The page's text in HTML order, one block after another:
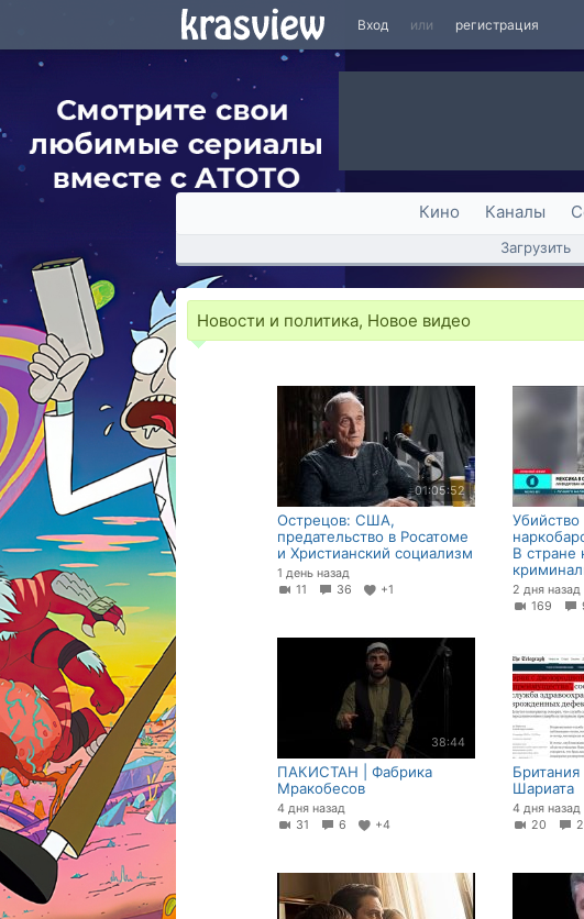
Вход или регистрация
Кино Каналы
Загрузить
Новости и политика, Новое видео
01:05:52
Острецов: США,
предательство в Росатоме
и Христианский социализм
1 день назад
11
36 +1
Убийство
В стране
2 дня назад
169
38:44
ПАКИСТАН | Фабрика
Мракобесов
4 дня назад
31
6 +4
Шариата
4 дня назад
20